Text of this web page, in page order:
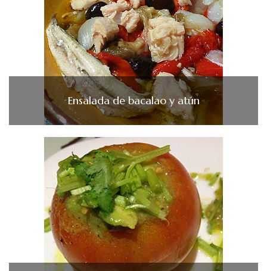
Ensalada de bacalao y atún